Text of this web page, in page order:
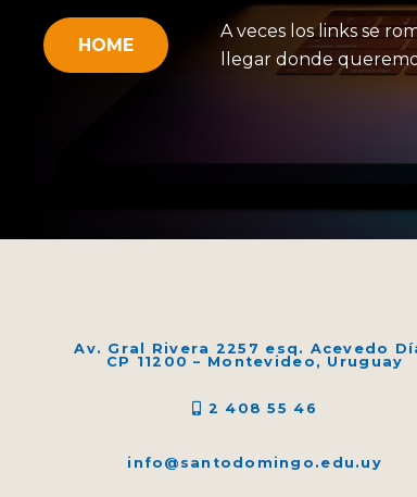
HOME
A veces los links se
llegar donde
Av. Gral Rivera 2257 esq. Acevedo
CP 11200 – Montevideo, Uruguay
2 408 55 46
info@santodomingo.edu.uy